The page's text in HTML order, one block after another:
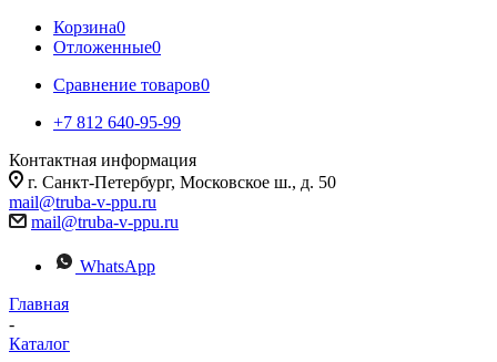
Корзина0
Отложенные0
Сравнение товаров0
+7 812 640-95-99
Контактная информация
г. Санкт-Петербург, Московское ш., д. 50
mail@truba-v-ppu.ru
mail@truba-v-ppu.ru
WhatsApp
Главная
-
Каталог